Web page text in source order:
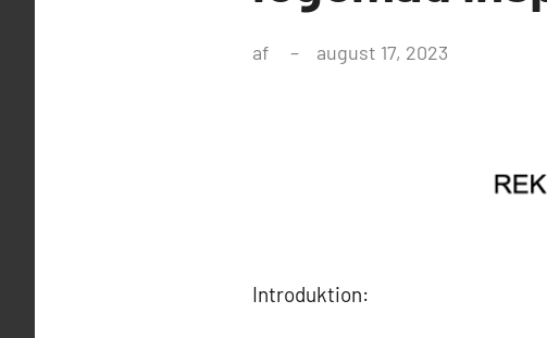
af august 17, 2023
Introduktion: